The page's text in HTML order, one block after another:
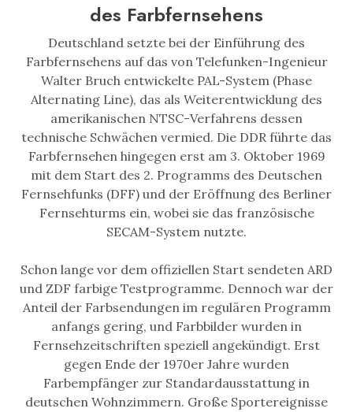
des Farbfernsehens
Deutschland setzte bei der Einführung des
Farbfernsehens auf das von Telefunken-Ingenieur
Walter Bruch entwickelte PAL-System (Phase
Alternating Line), das als Weiterentwicklung des
amerikanischen NTSC-Verfahrens dessen
technische Schwächen vermied. Die DDR führte das
Farbfernsehen hingegen erst am 3. Oktober 1969
mit dem Start des 2. Programms des Deutschen
Fernsehfunks (DFF) und der Eröffnung des Berliner
Fernsehturms ein, wobei sie das französische
SECAM-System nutzte.
Schon lange vor dem offiziellen Start sendeten ARD
und ZDF farbige Testprogramme. Dennoch war der
Anteil der Farbsendungen im regulären Programm
anfangs gering, und Farbbilder wurden in
Fernsehzeitschriften speziell angekündigt. Erst
gegen Ende der 1970er Jahre wurden
Farbempfänger zur Standardausstattung in
deutschen Wohnzimmern. Große Sportereignisse